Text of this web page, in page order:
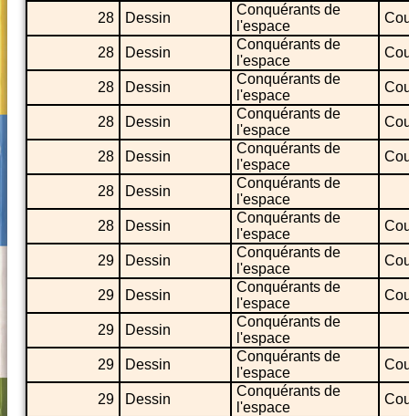
28 Dessin
Conquérants de
l'espace
28 Dessin
Conquérants de
l'espace
28 Dessin
Conquérants de
l'espace
28 Dessin
Conquérants de
l'espace
28 Dessin
Conquérants de
l'espace
28 Dessin
Conquérants de
l'espace
28
Dessin
Conquérants de
l'espace
29 Dessin
Conquérants de
l'espace
29 Dessin
Conquérants de
l'espace
29 Dessin
Conquérants de
l'espace
29
Dessin
Conquérants de
l'espace
29 Dessin
Conquérants de
l'espace